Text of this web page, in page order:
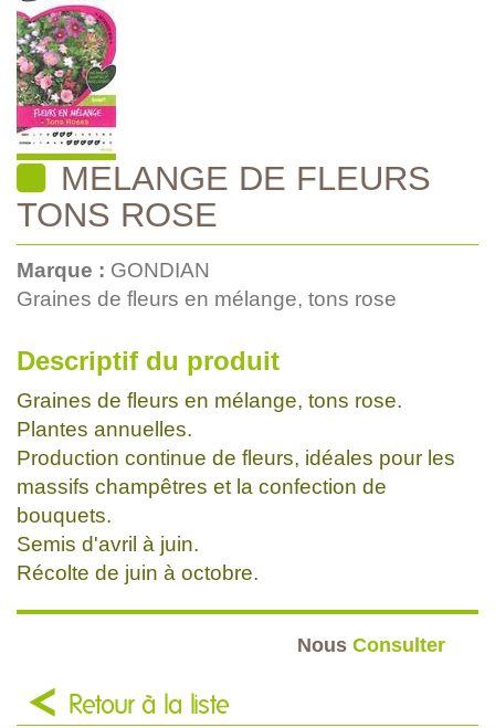
MELANGE DE FLEURS
TONS ROSE
Marque : GONDIAN
Graines de fleurs en mélange, tons rose
Descriptif du produit
Graines de fleurs en mélange, tons rose.
Plantes annuelles.
Production continue de fleurs, idéales pour les
massifs champêtres et la confection de
bouquets.
Semis d'avril à juin.
Récolte de juin à octobre.
Nous Consulter
Retour à la liste